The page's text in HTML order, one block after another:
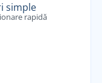
simple
rapidă